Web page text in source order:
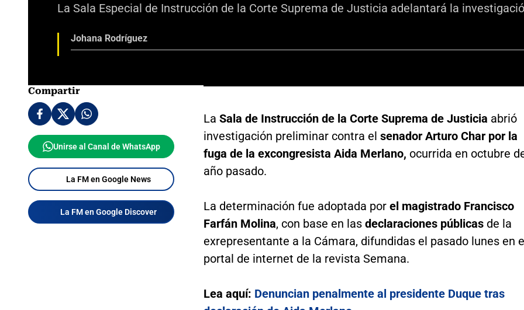
La Sala Especial de Instrucción de la Corte Suprema de Justicia adelantará la
Johana Rodríguez
Compartir
Unirse al Canal de WhatsApp
La FM en Google News
La FM en Google Discover
La Sala de Instrucción de la Corte Suprema de Justicia abrió
investigación preliminar contra el senador Arturo Char por la
fuga de la excongresista Aida Merlano, ocurrida en octubre
año pasado.
La determinación fue adoptada por el magistrado Francisco
Farfán Molina, con base en las declaraciones públicas de la
exrepresentante a la Cámara, difundidas el pasado lunes en
portal de internet de la revista Semana.
Lea aquí: Denuncian penalmente al presidente Duque tras